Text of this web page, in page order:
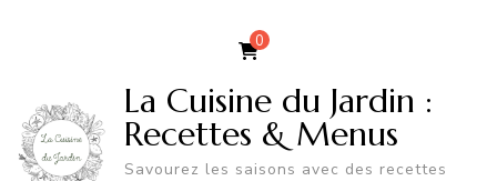
0
La Cuisine du Jardin :
Recettes & Menus
Savourez les saisons avec des recettes